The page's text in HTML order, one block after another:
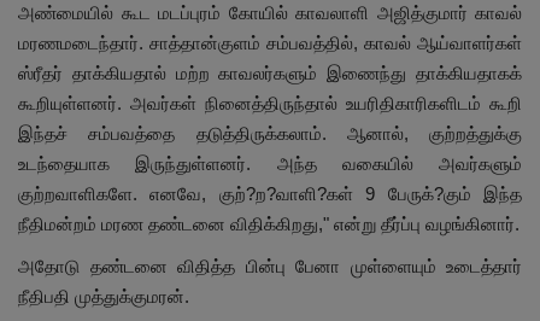
அண்மையில் கூட மடப்புரம் கோயில் காவலாளி அஜித்குமார் காவல்
மரணமடைந்தார். சாத்தான்குளம் சம்பவத்தில், காவல் ஆய்வாளர்கள்
ஸ்ரீதர் தாக்கியதால் மற்ற காவலர்களும் இணைந்து தாக்கியதாகக்
கூறியுள்ளனர். அவர்கள் நினைத்திருந்தால் உயரிதிகாரிகளிடம் கூறி
இந்தச் சம்பவத்தை தடுத்திருக்கலாம். ஆனால், குற்றத்துக்கு
உடந்தையாக இருந்துள்ளனர். அந்த வகையில் அவர்களும்
குற்றவாளிகளே. எனவே, குற்?ற?வாளி?கள்9 பேருக்?கும் இந்த
நீதிமன்றம் மரண தண்டனை விதிக்கிறது," என்று தீர்ப்பு வழங்கினார்.
அதோடு தண்டனை விதித்த பின்பு பேனா முள்ளையும் உடைத்தார்
நீதிபதி முத்துக்குமரன்.